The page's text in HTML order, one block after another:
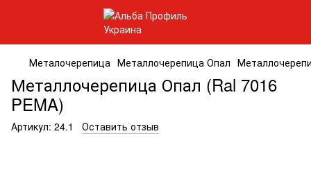
Металочерепица Металлочерепица Опал
Металлочерепица Опал (Ral 7016
PEMA)
Артикул: 24.1 Оставить отзыв